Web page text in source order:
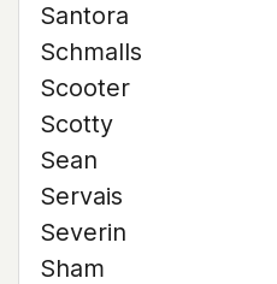
Santora
Schmalls
Scooter
Scotty
Sean
Servais
Severin
Sham